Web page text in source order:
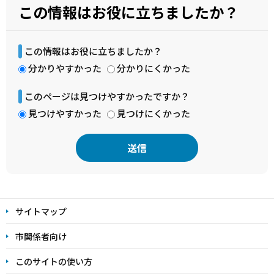
この情報はお役に立ちましたか？
この情報はお役に立ちましたか？
分かりやすかった
分かりにくかった
このページは見つけやすかったですか？
見つけやすかった
見つけにくかった
文
こ
こ
ま
で
サイトマップ
市関係者向け
このサイトの使い方